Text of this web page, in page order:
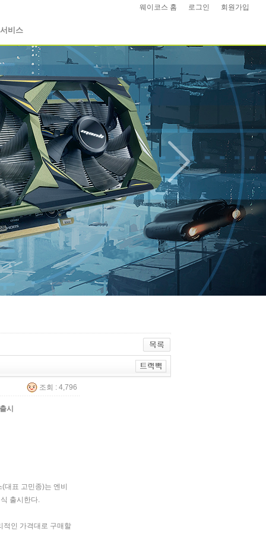
웨이코스 홈 로그인 회원가입
서비스
조회 : 4,796
시
(대표 고민종)는 엔비
출시한다.
적인 가격대로 구매할